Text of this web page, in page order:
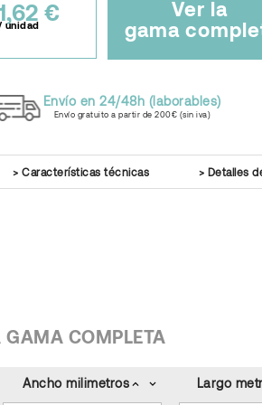
€
unidad
Ver la
gama
Envío en 24/48h (laborables)
Envío gratuito a partir de 200€ (sin iva)
Características técnicas Detalles
GAMA COMPLETA
Ancho milimetros keyboard_arrow_up keyboard_arrow_down Largo